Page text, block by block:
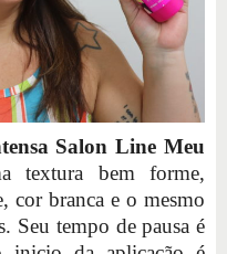
Salon Line Meu
textura bem forme,
cor branca e o mesmo
Seu tempo de pausa é